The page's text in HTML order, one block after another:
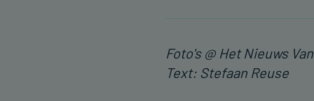
Foto's @ Het Nieuws
Text: Stefaan Reuse